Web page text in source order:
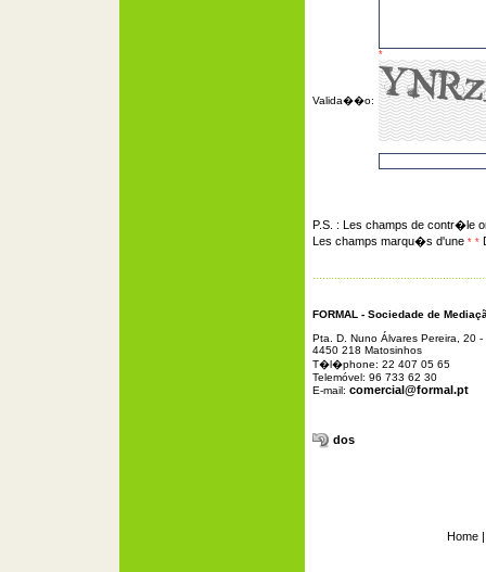
*
Valida��o:
P.S. : Les champs de contr�le
Les champs marqu�s d'une * *
FORMAL - Sociedade de
Pta. D. Nuno Álvares Pereira, 20
4450 218 Matosinhos
T�l�phone: 22 407 05 65
Telemóvel: 96 733 62 30
E-mail: comercial@formal.pt
dos
Home